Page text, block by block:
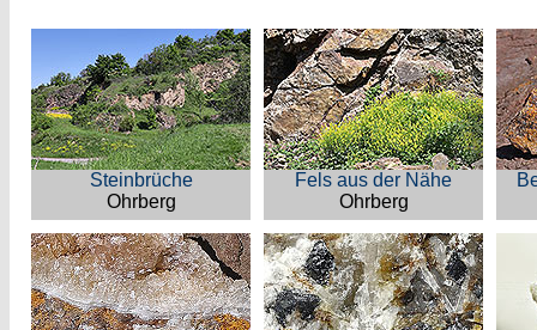
Steinbrüche
Ohrberg
Fels aus der Nähe
Ohrberg